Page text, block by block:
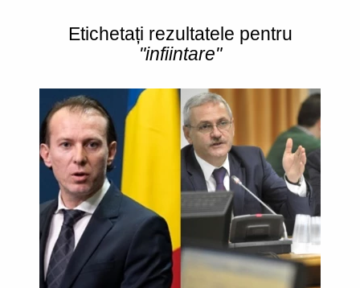
Etichetați rezultatele pentru
"infiintare"